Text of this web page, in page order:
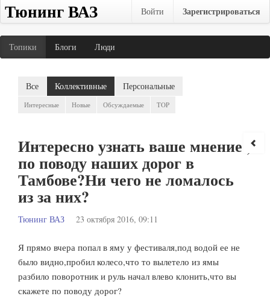
Тюнинг ВАЗ Войти Зарегистрироваться
Топики Блоги Люди
Все Коллективные Персональные
Интересные Новые Обсуждаемые TOP
Интересно узнать ваше мнение ,
по поводу наших дорог в
Тамбове?Ни чего не ломалось
из за них?
Тюнинг ВАЗ 23 октября 2016, 09:11
Я прямо вчера попал в яму у фестиваля,под водой ее не
было видно,пробил колесо,что то вылетело из ямы
разбило поворотник и руль начал влево клонить,что вы
скажете по поводу дорог?